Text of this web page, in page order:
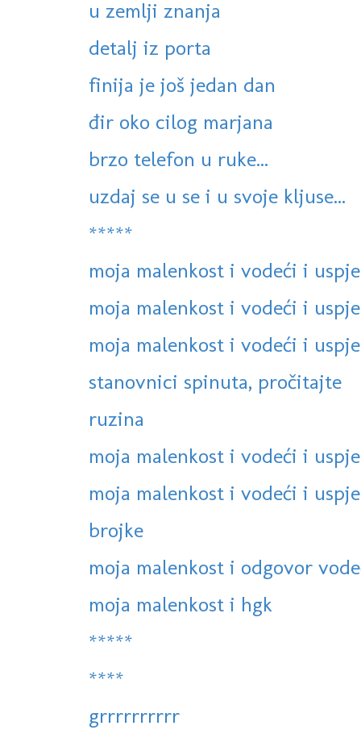
u zemlji znanja
detalj iz porta
finija je još jedan dan
đir oko cilog marjana
brzo telefon u ruke...
uzdaj se u se i u svoje kljuse...
*****
moja malenkost i vodeći i
moja malenkost i vodeći i
moja malenkost i vodeći i
stanovnici spinuta, pročitajte
ruzina
moja malenkost i vodeći i
moja malenkost i vodeći i
brojke
moja malenkost i odgovor
moja malenkost i hgk
*****
****
grrrrrrrrrr